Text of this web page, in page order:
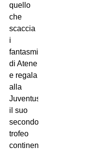
quello
che
scaccia
i
fantasmi
di Atene
e regala
alla
Juventus
il suo
secondo
trofeo
continentale!